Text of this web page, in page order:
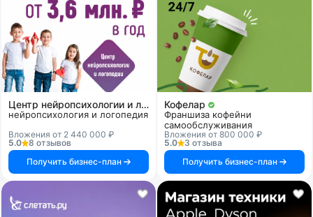
Центр нейропсихологии и логопедии «Здоровый ребенок»
нейропсихология и логопедия
Вложения от 2 440 000 ₽
5.0
8 отзывов
Получить бизнес-план
Кофелар
Франшиза кофейни
самообслуживания
Вложения от 800 000 ₽
5.0
3 отзыва
Получить бизнес-план